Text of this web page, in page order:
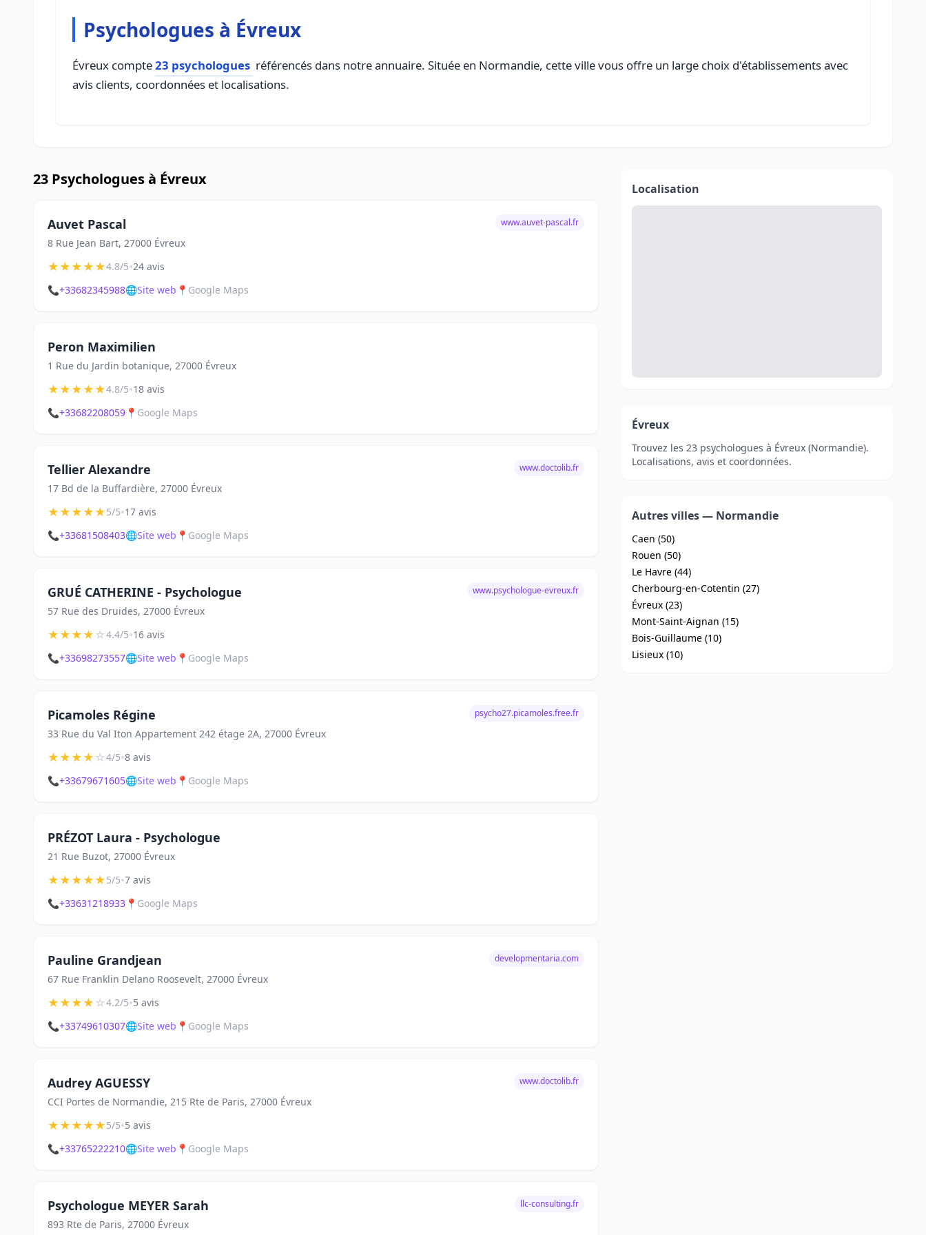
Psychologues à Évreux
Évreux compte23 psychologues référencés dans notre annuaire. Située en Normandie, cette ville vous offre un large choix d'établissements avec
avis clients, coordonnées et localisations.
23 Psychologues à Évreux
Auvet Pascal
8 Rue Jean Bart, 27000 Évreux
www.auvet-pascal.fr
★★★★★4.8/5•24 avis
📞+33682345988🌐Site web 📍 Google Maps
Peron Maximilien
1 Rue du Jardin botanique, 27000 Évreux
★★★★★4.8/5•18 avis
📞+33682208059 📍 Google Maps
Tellier Alexandre
17 Bd de la Buffardière, 27000 Évreux
www.doctolib.fr
★★★★★5/5•17 avis
📞+33681508403🌐Site web 📍 Google Maps
GRUÉ CATHERINE - Psychologue
57 Rue des Druides, 27000 Évreux
www.psychologue-evreux.fr
★★★★☆4.4/5•16 avis
📞+33698273557🌐Site web 📍 Google Maps
Picamoles Régine
33 Rue du Val Iton Appartement 242 étage 2A, 27000 Évreux
psycho27.picamoles.free.fr
★★★★☆4/5•8 avis
📞+33679671605🌐Site web 📍 Google Maps
PRÉZOT Laura - Psychologue
21 Rue Buzot, 27000 Évreux
★★★★★5/5•7 avis
📞+33631218933 📍 Google Maps
Pauline Grandjean
67 Rue Franklin Delano Roosevelt, 27000 Évreux
developmentaria.com
★★★★☆4.2/5•5 avis
📞+33749610307🌐Site web 📍 Google Maps
Audrey AGUESSY
CCI Portes de Normandie, 215 Rte de Paris, 27000 Évreux
www.doctolib.fr
★★★★★5/5•5 avis
📞+33765222210🌐Site web 📍 Google Maps
Psychologue MEYER Sarah
893 Rte de Paris, 27000 Évreux
llc-consulting.fr
Localisation
Évreux
Trouvez les 23 psychologues à Évreux (Normandie).
Localisations, avis et coordonnées.
Autres villes — Normandie
Caen (50)
Rouen (50)
Le Havre (44)
Cherbourg-en-Cotentin (27)
Évreux (23)
Mont-Saint-Aignan (15)
Bois-Guillaume (10)
Lisieux (10)